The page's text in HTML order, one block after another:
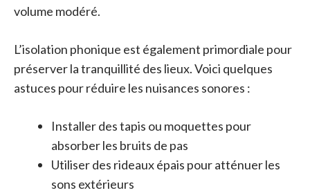
volume modéré.
L’isolation phonique est également primordiale pour
préserver la tranquillité des lieux. Voici quelques
astuces pour réduire les nuisances sonores :
Installer des tapis ou moquettes pour
absorber les bruits de pas
Utiliser des rideaux épais pour atténuer les
sons extérieurs